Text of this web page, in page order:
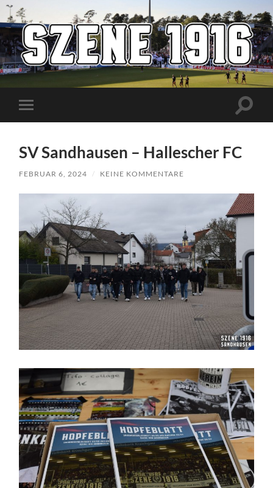
Szene1916
Menü
SV Sandhausen – Hallescher FC
FEBRUAR 6, 2024 / KEINE KOMMENTARE